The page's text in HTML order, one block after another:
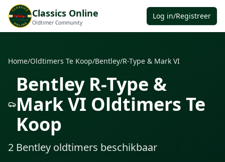
Classics Online
Oldtimer Community
Log in/Registreer
Home/Oldtimers Te Koop/Bentley/R-Type & Mark VI
Bentley R-Type &
Mark VI Oldtimers Te
Koop
2 Bentley oldtimers beschikbaar